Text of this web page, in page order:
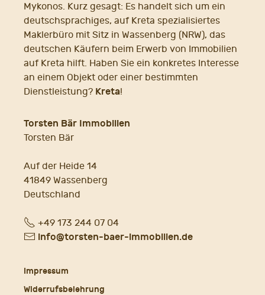
Mykonos. Kurz gesagt: Es handelt sich um ein
deutschsprachiges, auf Kreta spezialisiertes
Maklerbüro mit Sitz in Wassenberg (NRW), das
deutschen Käufern beim Erwerb von Immobilien
auf Kreta hilft. Haben Sie ein konkretes Interesse
an einem Objekt oder einer bestimmten
Dienstleistung? Kreta!
Torsten Bär Immobilien
Torsten Bär
Auf der Heide 14
41849 Wassenberg
Deutschland
Fon+49 173 244 07 04
E- info@torsten-baer-immobilien.de
Impressum
Widerrufsbelehrung